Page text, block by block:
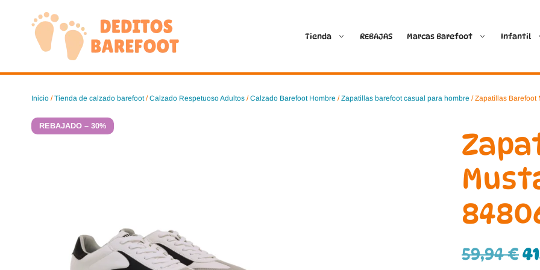
contenido
Tienda REBAJAS Marcas Barefoot
Ballop Batilas
Crecendo
Gioseppo
Infantil
Inicio /Tienda de calzado barefoot/Calzado Respetuoso Adultos /Calzado Barefoot Hombre /Zapatillas barefoot casual para hombre / Zapatillas Barefoot
REBAJADO – 30%
59,94€